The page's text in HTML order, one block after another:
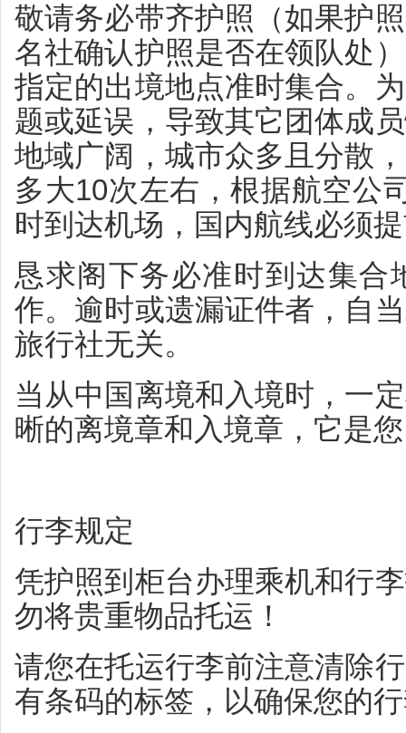
敬请务必带齐护照（如果护
名社确认护照是否在领队处
指定的出境地点准时集合。
题或延误，导致其它团体成
地域广阔，城市众多且分散
多大10次左右，根据航空公
时到达机场，国内航线必须
恳求阁下务必准时到达集合
作。逾时或遗漏证件者，自
旅行社无关。
当从中国离境和入境时，一
晰的离境章和入境章，它是
行李规定
凭护照到柜台办理乘机和行
勿将贵重物品托运！
请您在托运行李前注意清除
有条码的标签，以确保您的